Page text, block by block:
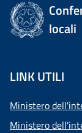
locali
LINK UTILI
Ministero
Ministero